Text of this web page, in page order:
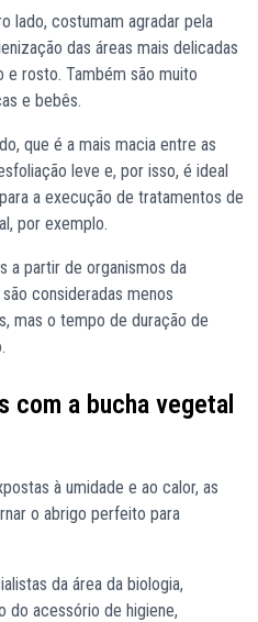
lado, costumam agradar pela
das áreas mais delicadas
rosto. Também são muito
e bebês.
que é a mais macia entre as
leve e, por isso, é ideal
a execução de tratamentos de
por exemplo.
a partir de organismos da
são consideradas menos
mas o tempo de duração de
com a bucha vegetal
à umidade e ao calor, as
o abrigo perfeito para
da área da biologia,
do acessório de higiene,